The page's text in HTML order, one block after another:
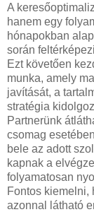
A
hanem egy
hónapokban
során
Ezt követően
munka, amely
javítását, a
stratégia
Partnerünk
csomag
bele az adott
kapnak a
folyamatosan
Fontos kiemelni,
azonnal látható